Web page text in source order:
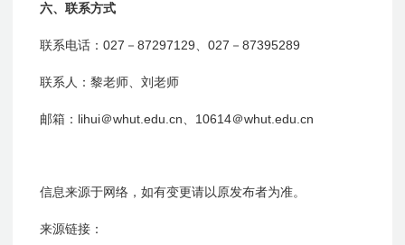
六、联系方式
联系电话：027 －87297129 、027 －87395289
联系人：黎老师、刘老师
邮箱： lihui＠whut.edu.cn 10614＠whut.edu.cn
信息来源于网络，如有变更请以原发布者为准。
来源链接：